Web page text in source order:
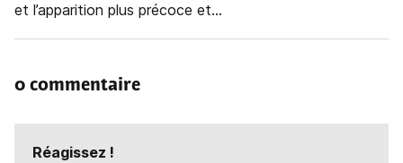
et l’apparition plus précoce et...
0 commentaire
Réagissez !